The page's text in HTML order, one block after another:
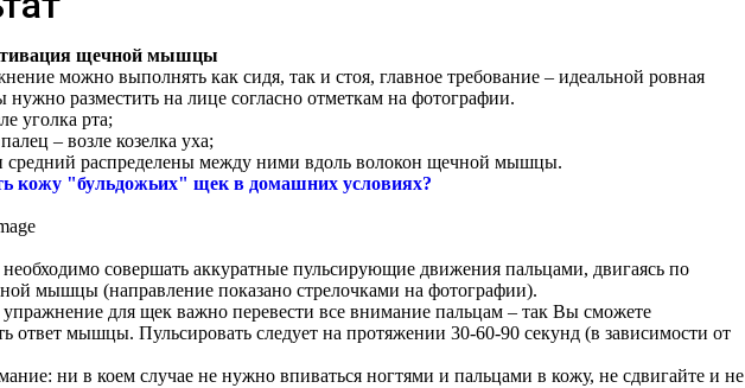
щечной мышцы
можно выполнять как сидя, так и стоя, главное требование – идеальной ровная
разместить на лице согласно отметкам на фотографии.
уголка рта;
– возле козелка уха;
средний распределены между ними вдоль волокон щечной мышцы.
кожу "бульдожьих" щек в домашних условиях?
необходимо совершать аккуратные пульсирующие движения пальцами, двигаясь по
мышцы (направление показано стрелочками на фотографии).
для щек важно перевести все внимание пальцам – так Вы сможете
ответ мышцы. Пульсировать следует на протяжении 30-60-90 секунд (в зависимости от
ни в коем случае не нужно впиваться ногтями и пальцами в кожу, не сдвигайте и не